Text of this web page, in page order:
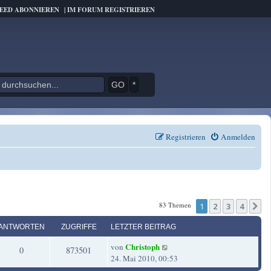
ABONNIEREN |IM FORUM REGISTRIEREN
*
Anmelden
Registrieren
83 Themen 1 2 3 4
ZUGRIFFE LETZTER BEITRAG
0A
n
873501
u
L
e
t
von Christoph
24. Mai 2010, 00:53